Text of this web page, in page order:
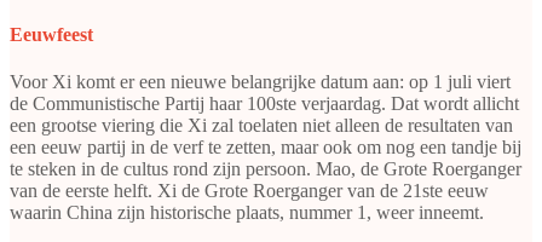
Eeuwfeest
Voor Xi komt er een nieuwe belangrijke datum aan: op 1 juli viert
de Communistische Partij haar 100ste verjaardag. Dat wordt allicht
een grootse viering die Xi zal toelaten niet alleen de resultaten van
een eeuw partij in de verf te zetten, maar ook om nog een tandje bij
te steken in de cultus rond zijn persoon. Mao, de Grote Roerganger
van de eerste helft. Xi de Grote Roerganger van de 21ste eeuw
waarin China zijn historische plaats, nummer 1, weer inneemt.